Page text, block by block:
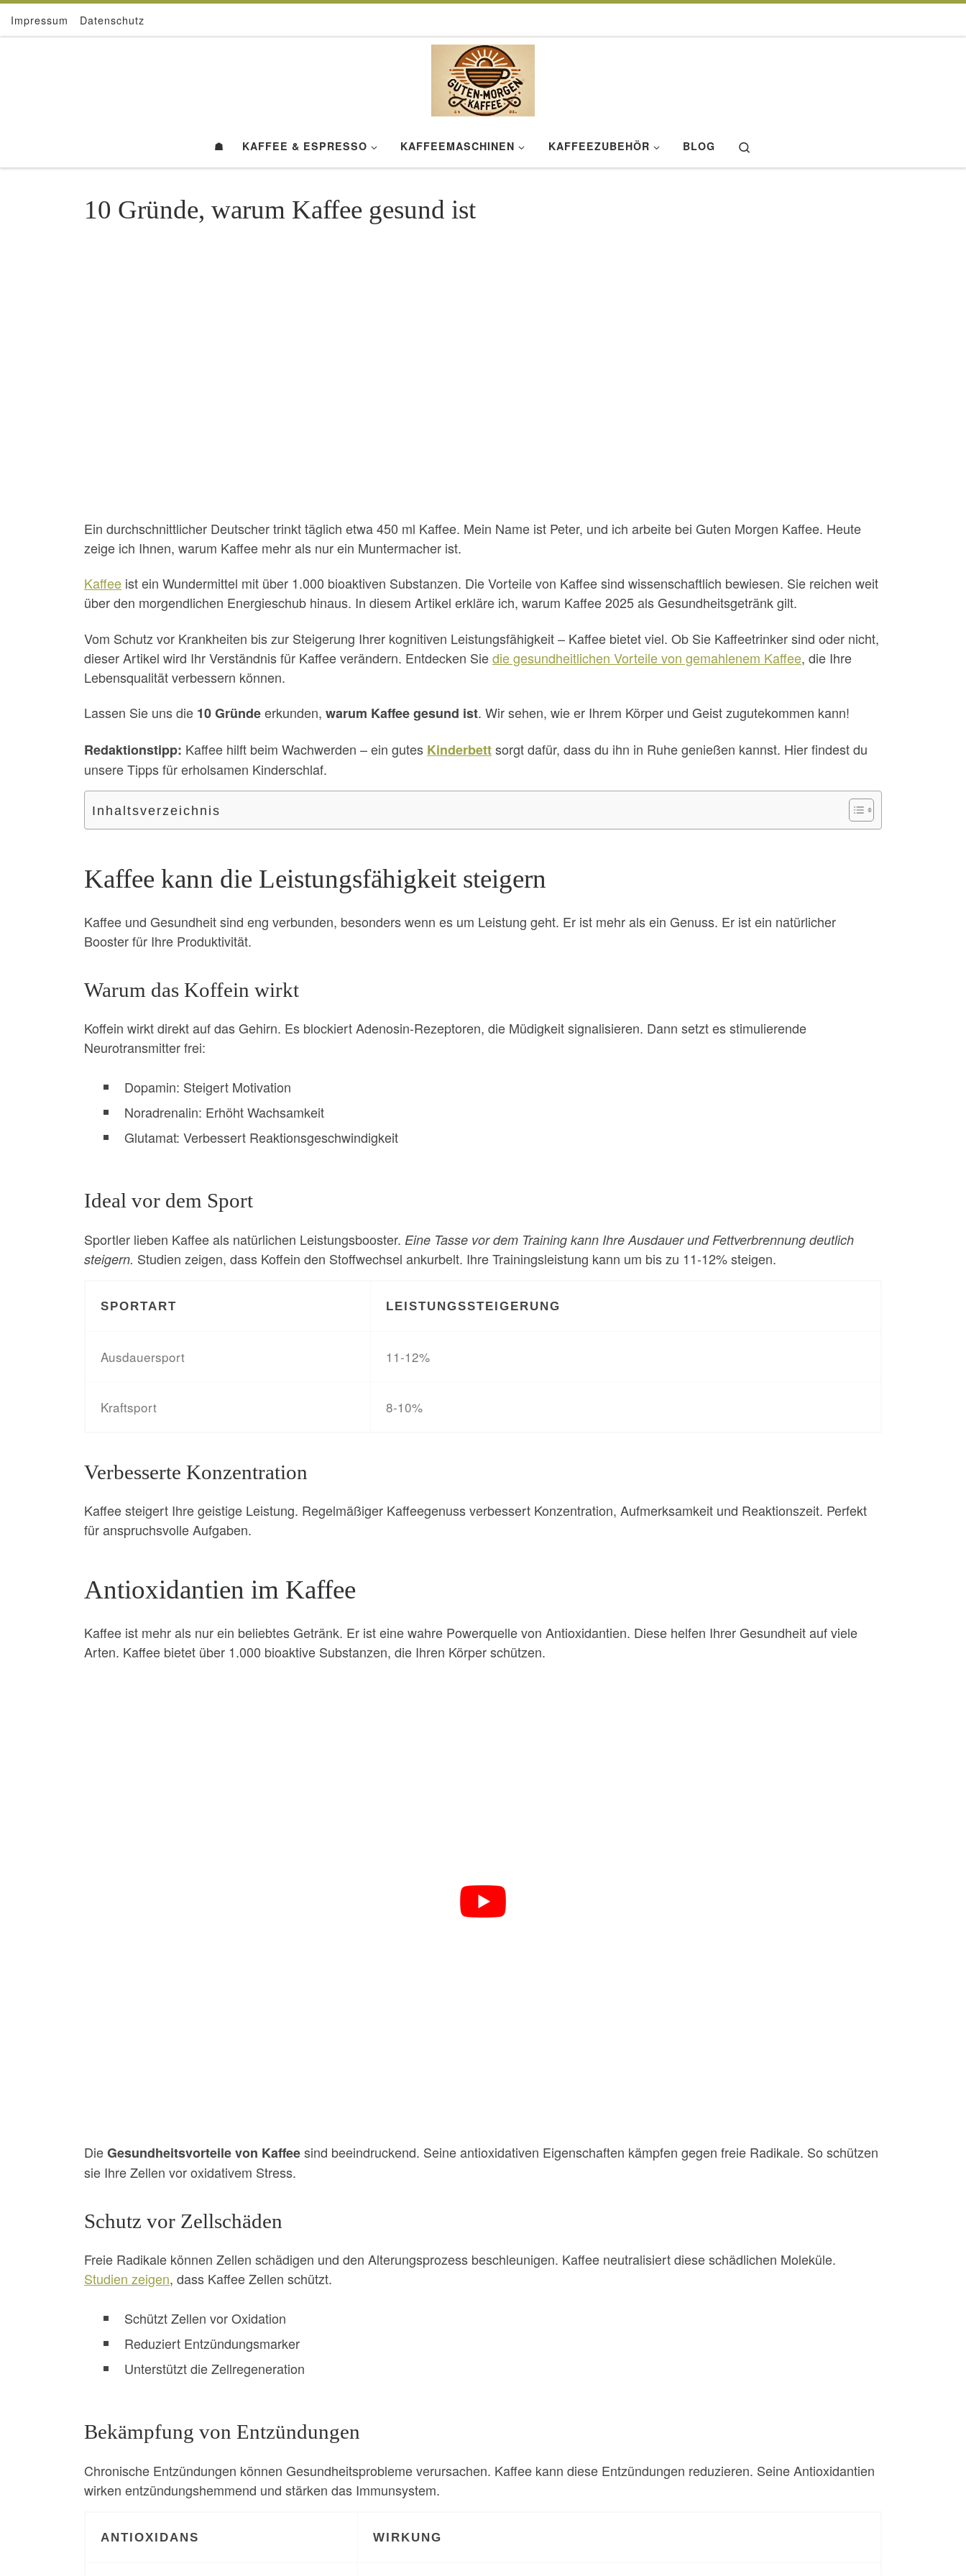
Zum Inhalt springen
Impressum Datenschutz
☗ KAFFEE & ESPRESSO KAFFEEMASCHINEN KAFFEEZUBEHÖR BLOG
10 Gründe, warum Kaffee gesund ist
Ein durchschnittlicher Deutscher trinkt täglich etwa 450 ml Kaffee. Mein Name ist Peter, und ich arbeite bei Guten Morgen Kaffee. Heute
zeige ich Ihnen, warum Kaffee mehr als nur ein Muntermacher ist.
Kaffee ist ein Wundermittel mit über 1.000 bioaktiven Substanzen. Die Vorteile von Kaffee sind wissenschaftlich bewiesen. Sie reichen weit
über den morgendlichen Energieschub hinaus. In diesem Artikel erkläre ich, warum Kaffee 2025 als Gesundheitsgetränk gilt.
Vom Schutz vor Krankheiten bis zur Steigerung Ihrer kognitiven Leistungsfähigkeit – Kaffee bietet viel. Ob Sie Kaffeetrinker sind oder nicht,
dieser Artikel wird Ihr Verständnis für Kaffee verändern. Entdecken Siedie gesundheitlichen Vorteile von gemahlenem Kaffee, die Ihre
Lebensqualität verbessern können.
Lassen Sie uns die 10 Gründeerkunden, warum Kaffee gesund ist. Wir sehen, wie er Ihrem Körper und Geist zugutekommen kann!
Redaktionstipp: Kaffee hilft beim Wachwerden – ein gutes Kinderbettsorgt dafür, dass du ihn in Ruhe genießen kannst. Hier findest du
unsere Tipps für erholsamen Kinderschlaf.
Inhaltsverzeichnis
Kaffee kann die Leistungsfähigkeit steigern
Kaffee und Gesundheit sind eng verbunden, besonders wenn es um Leistung geht. Er ist mehr als ein Genuss. Er ist ein natürlicher
Booster für Ihre Produktivität.
Warum das Koffein wirkt
Koffein wirkt direkt auf das Gehirn. Es blockiert Adenosin-Rezeptoren, die Müdigkeit signalisieren. Dann setzt es stimulierende
Neurotransmitter frei:
Dopamin: Steigert Motivation
Noradrenalin: Erhöht Wachsamkeit
Glutamat: Verbessert Reaktionsgeschwindigkeit
Ideal vor dem Sport
Sportler lieben Kaffee als natürlichen Leistungsbooster. Eine Tasse vor dem Training kann Ihre Ausdauer und Fettverbrennung deutlich
steigern. Studien zeigen, dass Koffein den Stoffwechsel ankurbelt. Ihre Trainingsleistung kann um bis zu 11-12% steigen.
SPORTART LEISTUNGSSTEIGERUNG
Ausdauersport 11-12%
Kraftsport 8-10%
Verbesserte Konzentration
Kaffee steigert Ihre geistige Leistung. Regelmäßiger Kaffeegenuss verbessert Konzentration, Aufmerksamkeit und Reaktionszeit. Perfekt
für anspruchsvolle Aufgaben.
Antioxidantien im Kaffee
Kaffee ist mehr als nur ein beliebtes Getränk. Er ist eine wahre Powerquelle von Antioxidantien. Diese helfen Ihrer Gesundheit auf viele
Arten. Kaffee bietet über 1.000 bioaktive Substanzen, die Ihren Körper schützen.
DieGesundheitsvorteile von Kaffeesind beeindruckend. Seine antioxidativen Eigenschaften kämpfen gegen freie Radikale. So schützen
sie Ihre Zellen vor oxidativem Stress.
Schutz vor Zellschäden
Freie Radikale können Zellen schädigen und den Alterungsprozess beschleunigen. Kaffee neutralisiert diese schädlichen Moleküle.
Studien zeigen, dass Kaffee Zellen schützt.
Schützt Zellen vor Oxidation
Reduziert Entzündungsmarker
Unterstützt die Zellregeneration
Bekämpfung von Entzündungen
Chronische Entzündungen können Gesundheitsprobleme verursachen. Kaffee kann diese Entzündungen reduzieren. Seine Antioxidantien
wirken entzündungshemmend und stärken das Immunsystem.
ANTIOXIDANS WIRKUNG